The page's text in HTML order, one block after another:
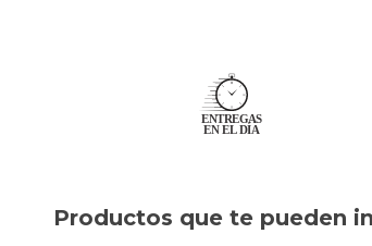
Productos que te pueden